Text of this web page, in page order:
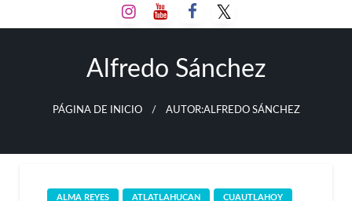
al
Alfredo Sánchez
PÁGINA DE INICIO AUTOR:ALFREDO SÁNCHEZ
ALMA REYES ATLATLAHUCAN CUAUTLAHOY